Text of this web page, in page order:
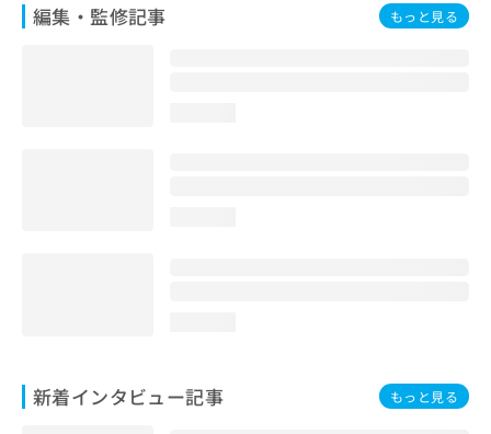
編集・監修記事 もっと見る
新着インタビュー記事 もっと見る